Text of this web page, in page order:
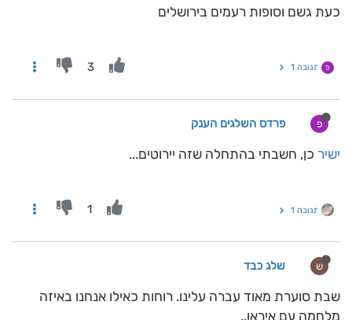
כעת גשם וסופות רעמים בירושלים
פ תגובה 1 3
פ פרדס השלגים הענק
ישיר כן, חשבתי בהתחלה שזה יירוטים...
תגובה 1 1
ש שלג כבד
שבת סוערת מאוד עברה עלינו. רוחות כאילו אנחנו באיזה
מלחמה עם איראן..